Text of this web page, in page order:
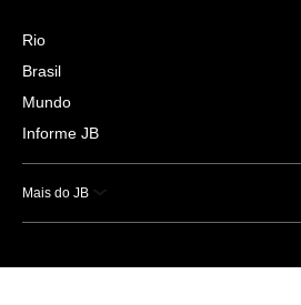
Rio
Brasil
Mundo
Informe JB
Mais do JB
Esportes